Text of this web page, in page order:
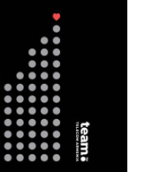
համար թիմերն
Team
Հայկ